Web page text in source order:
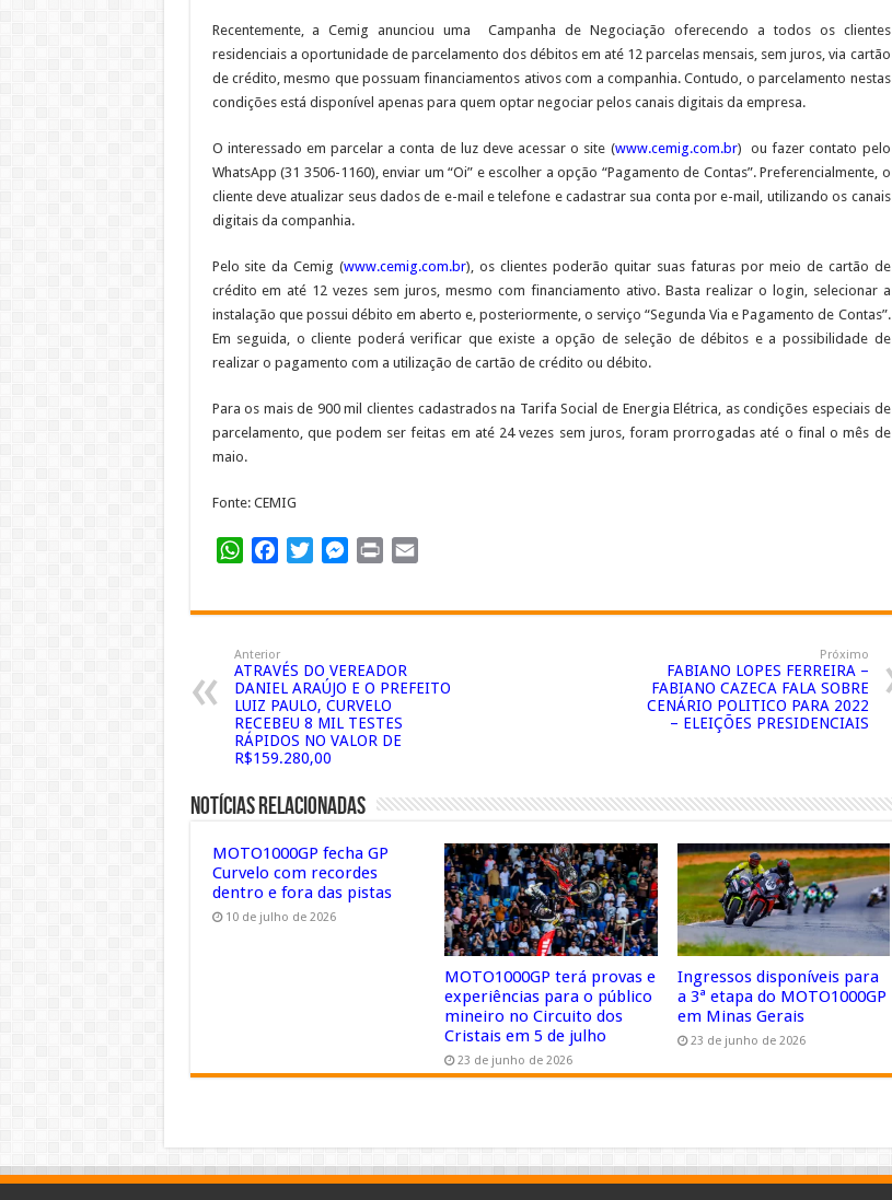
Recentemente, a Cemig anunciou uma Campanha de Negociação oferecendo a todos os clientes
residenciais a oportunidade de parcelamento dos débitos em até 12 parcelas mensais, sem juros, via cartão
de crédito, mesmo que possuam financiamentos ativos com a companhia. Contudo, o parcelamento nestas
condições está disponível apenas para quem optar negociar pelos canais digitais da empresa.
O interessado em parcelar a conta de luz deve acessar o site (www.cemig.com.br) ou fazer contato pelo
WhatsApp (31 3506-1160), enviar um “Oi” e escolher a opção “Pagamento de Contas”. Preferencialmente, o
cliente deve atualizar seus dados de e-mail e telefone e cadastrar sua conta por e-mail, utilizando os canais
digitais da companhia.
Pelo site da Cemig (www.cemig.com.br), os clientes poderão quitar suas faturas por meio de cartão de
crédito em até 12 vezes sem juros, mesmo com financiamento ativo. Basta realizar o login, selecionar a
instalação que possui débito em aberto e, posteriormente, o serviço “Segunda Via e Pagamento de Contas”.
Em seguida, o cliente poderá verificar que existe a opção de seleção de débitos e a possibilidade de
realizar o pagamento com a utilização de cartão de crédito ou débito.
Para os mais de 900 mil clientes cadastrados na Tarifa Social de Energia Elétrica, as condições especiais de
parcelamento, que podem ser feitas em até 24 vezes sem juros, foram prorrogadas até o final o mês de
maio.
Fonte: CEMIG
WhatsAppFacebookTwitterMessenger
Print
Anterior
ATRAVÉS DO VEREADOR
DANIEL ARAÚJO E O PREFEITO
LUIZ PAULO, CURVELO
RECEBEU 8 MIL TESTES
RÁPIDOS NO VALOR DE
R$159.280,00
Próximo
FABIANO LOPES FERREIRA –
FABIANO CAZECA FALA SOBRE
CENÁRIO POLITICO PARA 2022
– ELEIÇÕES PRESIDENCIAIS
Notícias Relacionadas
MOTO1000GP fecha GP
Curvelo com recordes
dentro e fora das pistas
10 de julho de 2026
MOTO1000GP terá provas e
experiências para o público
mineiro no Circuito dos
Cristais em 5 de julho
23 de junho de 2026
Ingressos disponíveis para
a 3ª etapa do MOTO1000GP
em Minas Gerais
23 de junho de 2026